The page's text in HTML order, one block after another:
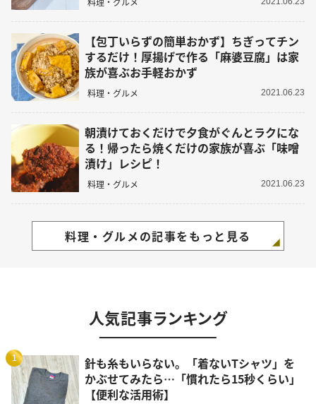
【包丁いらずの簡単おかず】ちぎってチン
するだけ！厚揚げで作る「麻婆豆腐」は家
族が喜ぶお手軽おかず
料理・グルメ 2021.06.23
朝漬けておくだけで夕食がぐんとラクにな
る！帰ったら焼くだけの家族が喜ぶ「味噌
漬け」レシピ！
料理・グルメ 2021.06.23
料理・グルメの記事をもっと見る
人気記事ランキング
1
針も糸もいらない。「着ないTシャツ」を
かぶせてみたら…「慣れたら15秒くらい」
【便利な活用術】